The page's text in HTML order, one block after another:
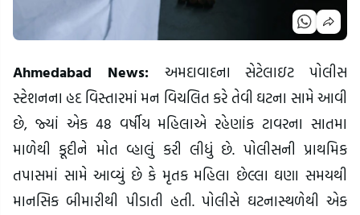
Ahmedabad News: અમદાવાદના સેટેલાઇટ પોલીસ
સ્ટેશનના હદ વિસ્તારમાં મન વિચલિત કરે તેવી ઘટના સામે આવી
છે, જ્યાં એક 48 વર્ષીય મહિલાએ રહેણાંક ટાવરના સાતમા
માળેથી કૂદીને મોત વ્હાલું કરી લીધું છે. પોલીસની પ્રાથમિક
તપાસમાં સામે આવ્યું છે કે મૃતક મહિલા છેલ્લા ઘણા સમયથી
માનસિક બીમારીથી પીડાતી હતી. પોલીસે ઘટનાસ્થળેથી એક